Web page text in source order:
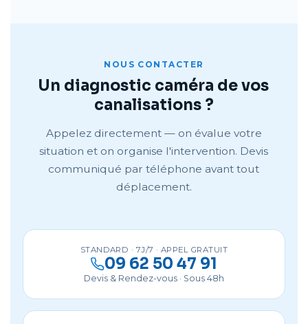
NOUS CONTACTER
Un diagnostic caméra de vos
canalisations ?
Appelez directement — on évalue votre
situation et on organise l'intervention. Devis
communiqué par téléphone avant tout
déplacement.
STANDARD · 7J/7 · APPEL GRATUIT
09 62 50 47 91
Devis & Rendez-vous · Sous 48h